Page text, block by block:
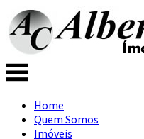
Home
Quem Somos
Imóveis